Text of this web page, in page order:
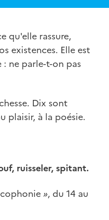
qu'elle rassure,
existences. Elle est
ne parle-t-on pas
Dix sont
plaisir, à la poésie.
ruisseler, spitant.
», du 14 au